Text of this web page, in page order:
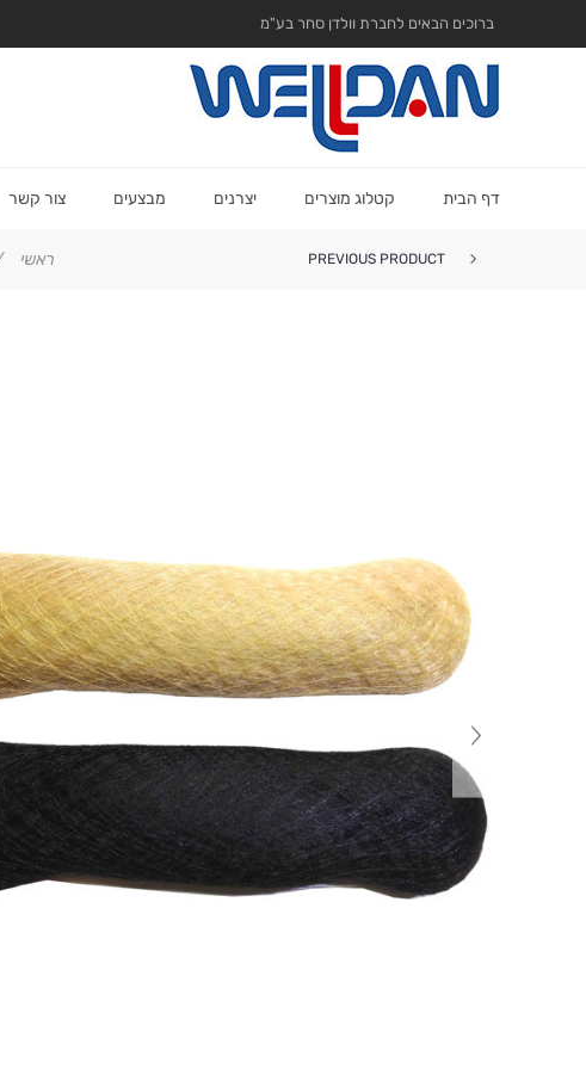
ברוכים הבאים לחברת וולדן סחר בע"מ
דף הבית קטלוג מוצרים יצרנים מבצעים צור קשר
ראשי PREVIOUS PRODUCT